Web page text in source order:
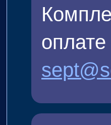
оплате